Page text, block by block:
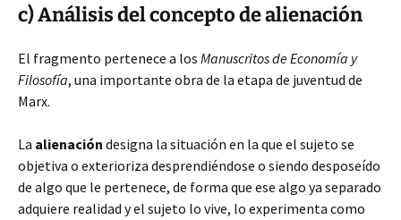
c) Análisis del concepto de alienación
El fragmento pertenece a los Manuscritos de Economía y
Filosofía, una importante obra de la etapa de juventud de
Marx.
La alienación designa la situación en la que el sujeto se
objetiva o exterioriza desprendiéndose o siendo desposeído
de algo que le pertenece, de forma que ese algo ya separado
adquiere realidad y el sujeto lo vive, lo experimenta como